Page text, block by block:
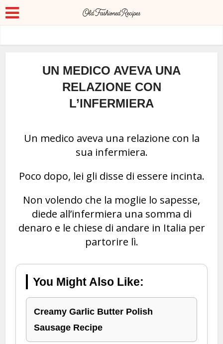
UN MEDICO AVEVA UNA
RELAZIONE CON
L’INFERMIERA
Un medico aveva una relazione con la
sua infermiera.
Poco dopo, lei gli disse di essere incinta.
Non volendo che la moglie lo sapesse,
diede all’infermiera una somma di
denaro e le chiese di andare in Italia per
partorire lì.
You Might Also Like:
Creamy Garlic Butter Polish
Sausage Recipe